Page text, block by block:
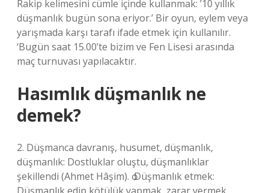
Rakip kelimesini cümle içinde kullanmak: ’10 yıllık
düşmanlık bugün sona eriyor.’ Bir oyun, eylem veya
yarışmada karşı tarafı ifade etmek için kullanılır.
‘Bugün saat 15.00’te bizim ve Fen Lisesi arasında
maç turnuvası yapılacaktır.
Hasımlık düşmanlık ne
demek?
2. Düşmanca davranış, husumet, düşmanlık,
düşmanlık: Dostluklar oluştu, düşmanlıklar
şekillendi (Ahmet Hâşim). ѻ Düşmanlık etmek: